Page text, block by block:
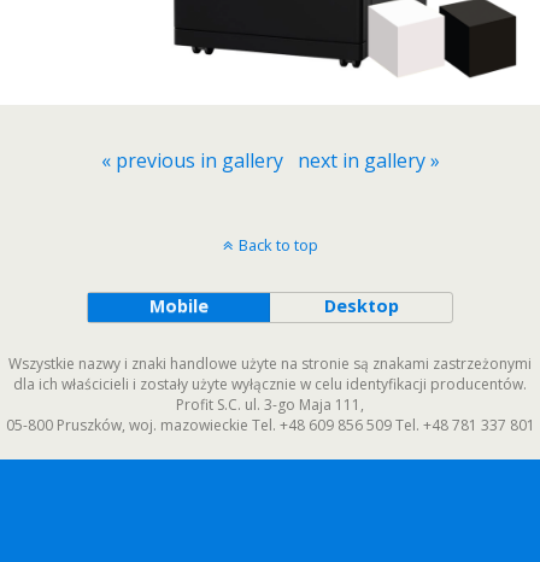
« previous in gallery next in gallery »
Back to top
Mobile Desktop
Wszystkie nazwy i znaki handlowe użyte na stronie są znakami zastrzeżonymi
dla ich właścicieli i zostały użyte wyłącznie w celu identyfikacji producentów.
Profit S.C. ul. 3-go Maja 111 ,
05-800 Pruszków, woj. mazowieckie Tel. +48 609 856 509Tel. +48 781 337 801